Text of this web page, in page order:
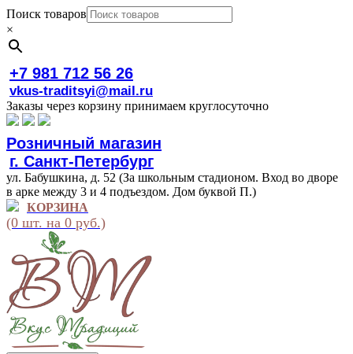
Поиск товаров
×
+7 981 712 56 26
vkus-traditsyi@mail.ru
Заказы через корзину принимаем круглосуточно
Розничный магазин
г. Санкт-Петербург
ул. Бабушкина, д. 52 (За школьным стадионом. Вход во дворе
в арке между 3 и 4 подъездом. Дом буквой П.)
КОРЗИНА
(0 шт. на 0 руб.)